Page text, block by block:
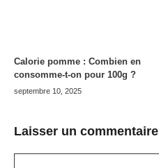
Calorie pomme : Combien en
consomme-t-on pour 100g ?
septembre 10, 2025
Laisser un commentaire